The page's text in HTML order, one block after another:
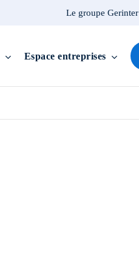
Le groupe Gerinter
Espace entreprises